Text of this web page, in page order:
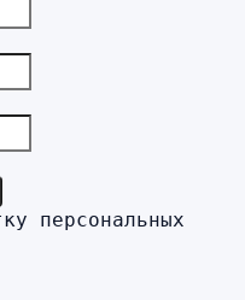
персональных